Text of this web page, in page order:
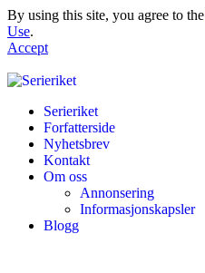
By using this site, you agree to the
Use.
Accept
Serieriket
Forfatterside
Nyhetsbrev
Kontakt
Om oss
Annonsering
Informasjonskapsler
Blogg